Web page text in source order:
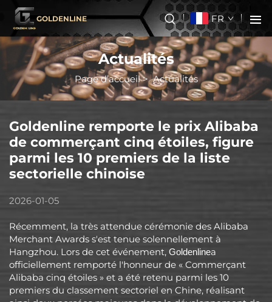
GOLDENLINE FR
Actualités
Page d’accueil>Actualités
Goldenline remporte le prix Alibaba
de commerçant cinq étoiles, figure
parmi les 10 premiers de la liste
sectorielle chinoise
2026-01-05
Récemment, la très attendue cérémonie des Alibaba
Merchant Awards s'est tenue solennellement à
Hangzhou. Lors de cet événement, Goldenlinea
officiellement remporté l'honneur de « Commerçant
Alibaba cinq étoiles » et a été retenu parmi les 10
premiers du classement sectoriel en Chine, réalisant